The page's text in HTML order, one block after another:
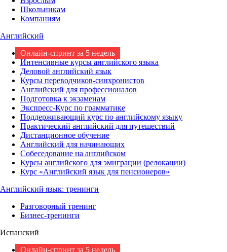
Школьникам
Компаниям
Английский
Онлайн-спринт за 5 недель
Интенсивные курсы английского языка
Деловой английский язык
Курсы переводчиков-синхронистов
Английский для профессионалов
Подготовка к экзаменам
Экспресс-Курс по грамматике
Поддерживающий курс по английскому языку
Практический английский для путешествий
Дистанционное обучение
Английский для начинающих
Собеседование на английском
Курсы английского для эмиграции (релокации)
Курс «Английский язык для пенсионеров»
Английский язык: тренинги
Разговорный тренинг
Бизнес-тренинги
Испанский
Онлайн-спринт за 5 недель